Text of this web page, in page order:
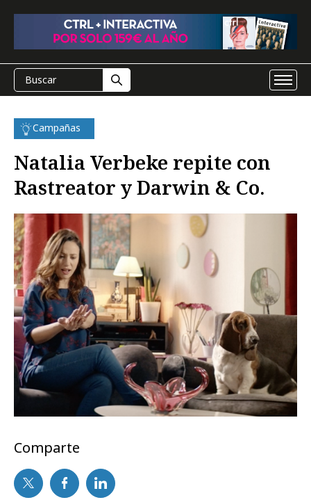
Campañas
Natalia Verbeke repite con
Rastreator y Darwin & Co.
Comparte